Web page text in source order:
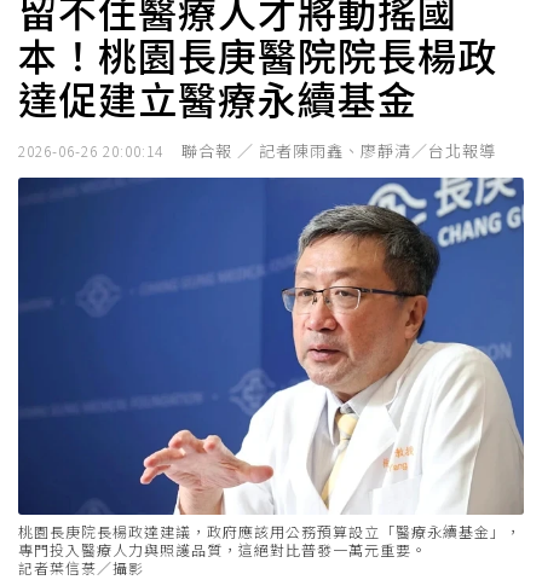
留不住醫療人才將動搖國
本！桃園長庚醫院院長楊政
達促建立醫療永續基金
2026-06-26 20:00:14 聯合報 ／ 記者陳雨鑫、廖靜清／台北報導
桃園長庚院長楊政達建議，政府應該用公務預算設立「醫療永續基金」，
專門投入醫療人力與照護品質，這絕對比普發一萬元重要。
記者葉信菉／攝影